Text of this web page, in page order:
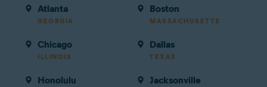
Atlanta
GEORGIA
Boston
MASSACHUSETTS
Chicago
ILLINOIS
Dallas
TEXAS
Honolulu Jacksonville